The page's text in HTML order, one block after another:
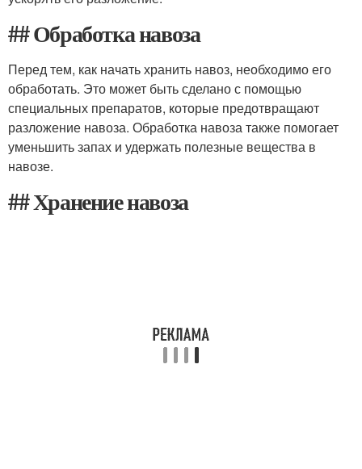
## Обработка навоза
Перед тем, как начать хранить навоз, необходимо его
обработать. Это может быть сделано с помощью
специальных препаратов, которые предотвращают
разложение навоза. Обработка навоза также помогает
уменьшить запах и удержать полезные вещества в
навозе.
## Хранение навоза